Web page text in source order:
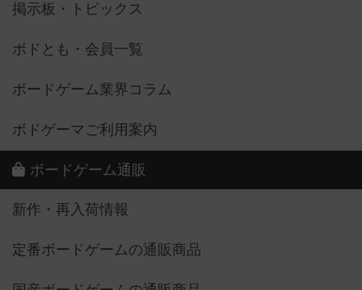
掲示板・トピックス
ボドとも・会員一覧
ボードゲーム業界コラム
ボドゲーマご利用案内
ボードゲーム通販
新作・再入荷情報
定番ボードゲームの通販商品